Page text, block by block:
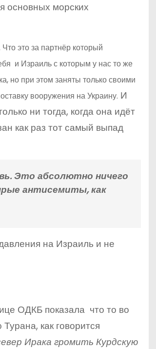
основных морских
это за партнёр который
и Израиль с которым у нас то же
но при этом заняты только своими
вооружения на Украину. И
ни тогда, когда она идёт
как раз тот самый выпад
Это абсолютно ничего
антисемиты, как
на Израиль и не
ОДКБ показала что то во
как говорится
Ирака громить Курдскую